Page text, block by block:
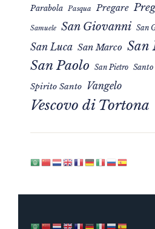
Parabola Pasqua Pregare
Samuele San Giovanni San
San Luca San Marco San
San Paolo San Pietro Santo
Spirito Santo Vangelo
Vescovo di Tortona